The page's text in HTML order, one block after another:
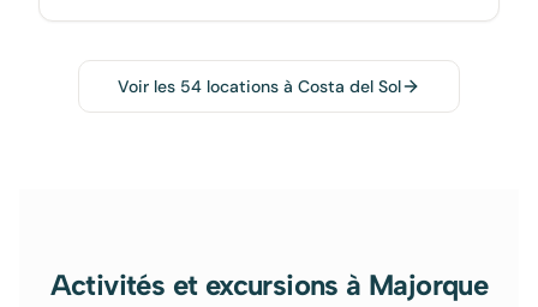
Voir les 54 locations à Costa del Sol
Activités et excursions à Majorque